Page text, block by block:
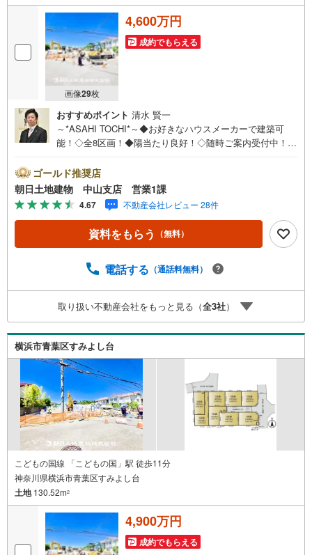
画像29枚
4,600万円
成約でもらえる
おすすめポイント 清水 賢一
～*ASAHI TOCHI*～◆お好きなハウスメーカーで建築可
能！◇全8区画！◆陽当たり良好！◇随時ご案内受付中！◆
とりつぎ * * * *おかげさまで42周年を迎えることができま
した♪ご成約件数7万件達成!!☆当日のご見学も対応可能で
す！☆JR横浜線「中山」駅徒歩1分！☆ご予約は『朝日土
地建物中山店』まで！朝日土地建物グループは地域密着を
合言葉に全13店舗でその地域No.1を目指しております。広
告掲載していない物件も多数ございます。色々廻ったけど
替えってどうするの・・？etc.まずは何でもお気軽にご相
す！お問い合わせをお待ちしております!!
ゴールド推奨店
朝日土地建物 中山支店 営業1課
4.67 不動産会社レビュー 28件
資料をもらう （無料）
電話する （通話料無料）
取り扱い不動産会社をもっと見る（全3社）
横浜市青葉区すみよし台
こどもの国線 「こどもの国」駅 徒歩11分
神奈川県横浜市青葉区すみよし台
土地130.52m2
4,900万円
成約でもらえる